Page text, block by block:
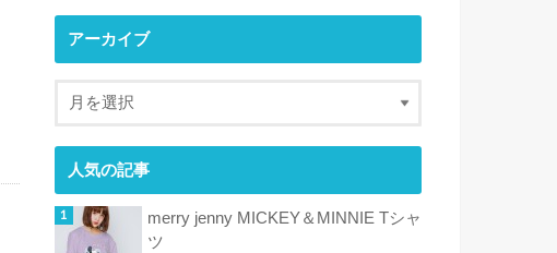
アーカイブ
人気の記事
merry jenny MICKEY＆MINNIE Tシャ
ツ